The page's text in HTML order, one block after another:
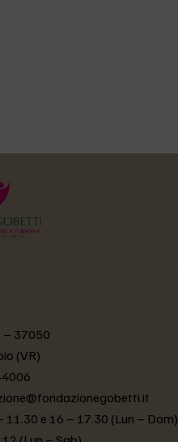
– 37050
(VR)
11.30 e 16 – 17.30 (Lun – Dom)